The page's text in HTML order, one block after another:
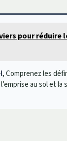
pour réduire
, Comprenez les
au sol et la